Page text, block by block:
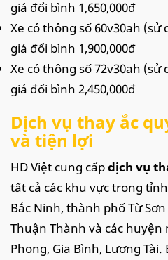
giá đổi bình 1,650,000đ
Xe có thông số 60v30ah (sử
giá đổi bình 1,900,000đ
Xe có thông số 72v30ah (sử
giá đổi bình 2,450,000đ
Dịch vụ thay ắc
và tiện lợi
HD Việt cung cấpdịch vụ
tất cả các khu vực trong
Bắc Ninh, thành phố Từ
Thuận Thành và các huyện
Phong, Gia Bình, Lương